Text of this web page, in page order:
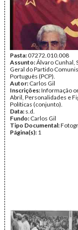
Pasta:07272.010.008
Assunto:Álvaro Cunhal,
Geral do Partido
Português (PCP).
Autor: Carlos Gil
Inscrições:Informação
Abril, Personalidades e
Políticas (conjunto).
Data: s.d.
Fundo: Carlos Gil
Tipo Documental:
Página(s): 1